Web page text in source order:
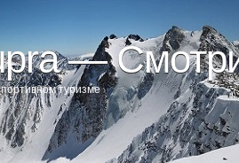
—
туризме